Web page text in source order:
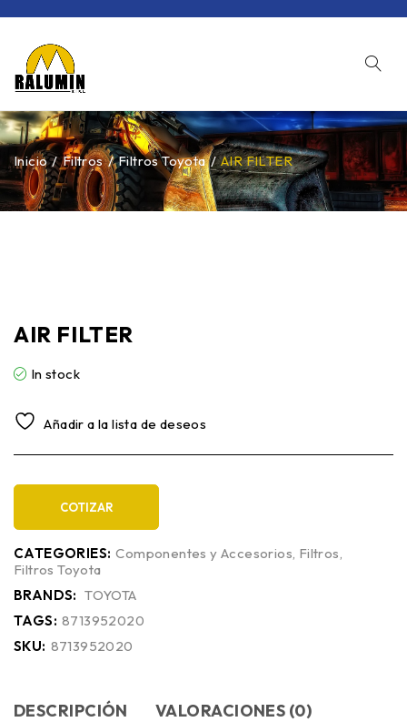
Inicio / Filtros / Filtros Toyota / AIR FILTER
AIR FILTER
In stock
Añadir a la lista de deseos
COTIZAR
CATEGORIES: Componentes y Accesorios, Filtros,
Filtros Toyota
BRANDS: TOYOTA
TAGS: 8713952020
SKU: 8713952020
DESCRIPCIÓN VALORACIONES (0)